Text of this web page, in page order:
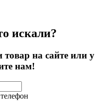
искали?
на сайте или у
нам!